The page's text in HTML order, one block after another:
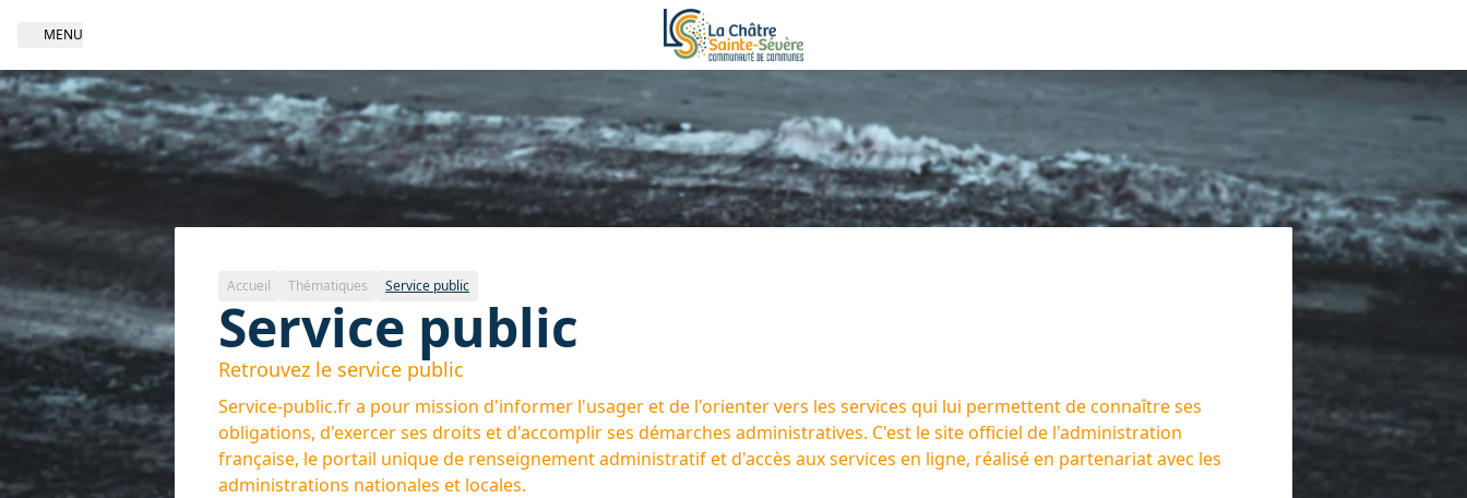
Thématique | Service public
Open navigation
MENU
Accueil Thématiques Service public
Service public
Retrouvez le service public
Service-public.fra pour mission d'informer l'usager et de l'orienter vers les services qui lui permettent de connaître ses
obligations, d'exercer ses droits et d'accomplir ses démarches administratives. C'est le site officiel de l'administration
française, le portail unique de renseignement administratif et d'accès aux services en ligne, réalisé en partenariat avec les
administrations nationales et locales.